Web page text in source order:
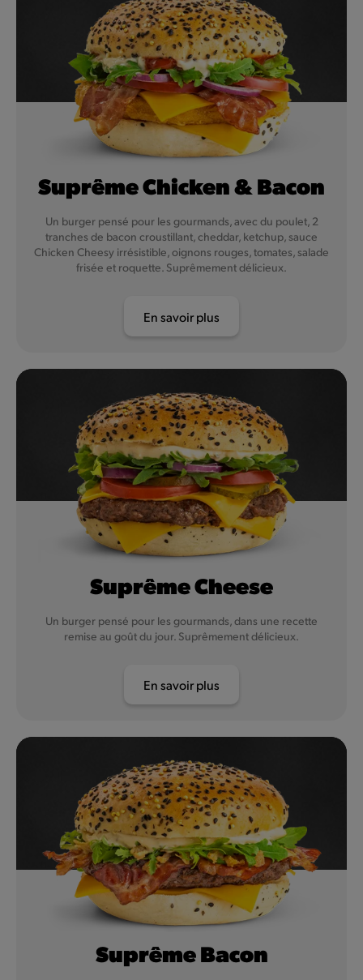
Suprême Chicken & Bacon
Un burger pensé pour les gourmands, avec du poulet, 2
tranches de bacon croustillant, cheddar, ketchup, sauce
Chicken Cheesy irrésistible, oignons rouges, tomates, salade
frisée et roquette. Suprêmement délicieux.
En savoir plus
Suprême Cheese
Un burger pensé pour les gourmands, dans une recette
remise au goût du jour. Suprêmement délicieux.
En savoir plus
Suprême Bacon